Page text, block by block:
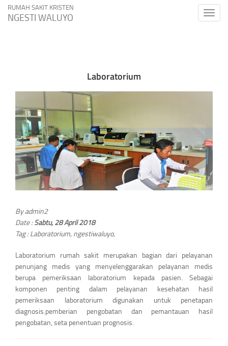
Toggle
RUMAH SAKIT KRISTEN
NGESTI WALUYO
Laboratorium
Byadmin2
Date :Sabtu, 28 April 2018
Tag :Laboratorium, ngestiwaluyo,
Laboratorium rumah sakit merupakan bagian dari pelayanan
penunjang medis yang menyelenggarakan pelayanan medis
berupa pemeriksaan laboratorium kepada pasien. Sebagai
komponen penting dalam pelayanan kesehatan hasil
pemeriksaan laboratorium digunakan untuk penetapan
diagnosis.pemberian pengobatan dan pemantauan hasil
pengobatan, seta penentuan prognosis.